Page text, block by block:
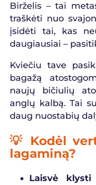
Birželis – tai
traškėti nuo
įsidėti tai, kas
daugiausiai –
Kviečiu tave
bagažą
naujų bičiulių
anglų kalbą. Tai
daug nuostabių
💡 Kodėl
lagaminą?
Laisvė